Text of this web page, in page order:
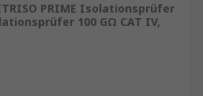
PRIME Isolationsprüfer
100 GΩ CAT IV,